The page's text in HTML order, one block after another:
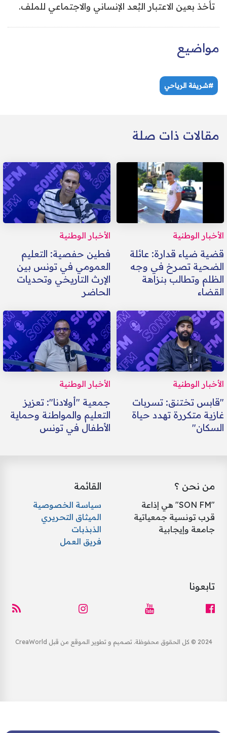
تأخذ بعين الاعتبار البُعد الإنساني والاجتماعي للملف.
مواضيع
#شريفة الرياحي
مقالات ذات صلة
الأخبار الوطنية
قضية ضياء قدارة: عائلة
الضحية تصرخ في وجه
الظلم وتطالب بنزاهة
القضاء
الأخبار الوطنية
فطين حفصية: التعليم
العمومي في تونس بين
الإرث التاريخي وتحديات
الحاضر
الأخبار الوطنية
"قابس تختنق: تسربات
غازية متكررة تهدد حياة
السكان"
الأخبار الوطنية
جمعية "أولادنا": تعزيز
التعليم والمواطنة وحماية
الأطفال في تونس
من نحن ؟
"SON FM" هي إذاعة
قرب تونسية جمعياتية
جامعة وإيجابية
القائمة
سياسة الخصوصية
الميثاق التحريري
الذبذبات
فريق العمل
تابعونا
2024 © كل الحقوق محفوظة. تصميم و تطوير الموقع من قبل CreaWorld